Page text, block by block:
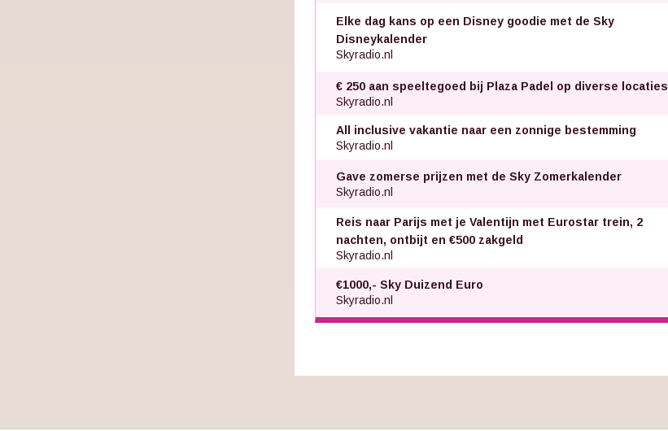
Elke dag kans op een Disney goodie met de Sky
Disneykalender
Skyradio.nl
€ 250 aan speeltegoed bij Plaza Padel op diverse locaties
Skyradio.nl
All inclusive vakantie naar een zonnige bestemming
Skyradio.nl
Gave zomerse prijzen met de Sky Zomerkalender
Skyradio.nl
Reis naar Parijs met je Valentijn met Eurostar trein, 2
nachten, ontbijt en €500 zakgeld
Skyradio.nl
€1000,- Sky Duizend Euro
Skyradio.nl